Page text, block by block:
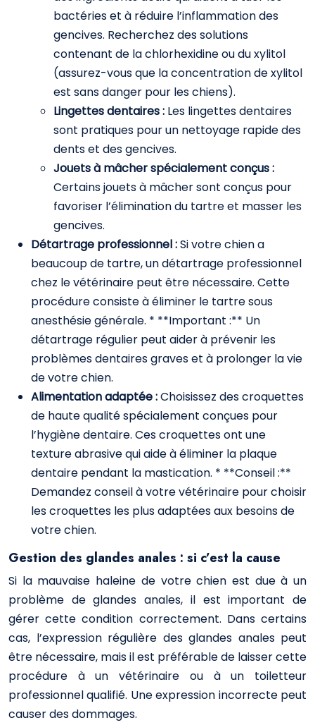
bactéries et à réduire l’inflammation des
gencives. Recherchez des solutions
contenant de la chlorhexidine ou du xylitol
(assurez-vous que la concentration de xylitol
est sans danger pour les chiens).
Lingettes dentaires : Les lingettes dentaires
sont pratiques pour un nettoyage rapide des
dents et des gencives.
Jouets à mâcher spécialement conçus :
Certains jouets à mâcher sont conçus pour
favoriser l’élimination du tartre et masser les
gencives.
Détartrage professionnel :Si votre chien a
beaucoup de tartre, un détartrage professionnel
chez le vétérinaire peut être nécessaire. Cette
procédure consiste à éliminer le tartre sous
anesthésie générale. * **Important :** Un
détartrage régulier peut aider à prévenir les
problèmes dentaires graves et à prolonger la vie
de votre chien.
Alimentation adaptée :Choisissez des croquettes
de haute qualité spécialement conçues pour
l’hygiène dentaire. Ces croquettes ont une
texture abrasive qui aide à éliminer la plaque
dentaire pendant la mastication. * **Conseil :**
Demandez conseil à votre vétérinaire pour choisir
les croquettes les plus adaptées aux besoins de
votre chien.
Gestion des glandes anales : si c’est la cause
Si la mauvaise haleine de votre chien est due à un
problème de glandes anales, il est important de
gérer cette condition correctement. Dans certains
cas, l’expression régulière des glandes anales peut
être nécessaire, mais il est préférable de laisser cette
procédure à un vétérinaire ou à un toiletteur
professionnel qualifié. Une expression incorrecte peut
causer des dommages.